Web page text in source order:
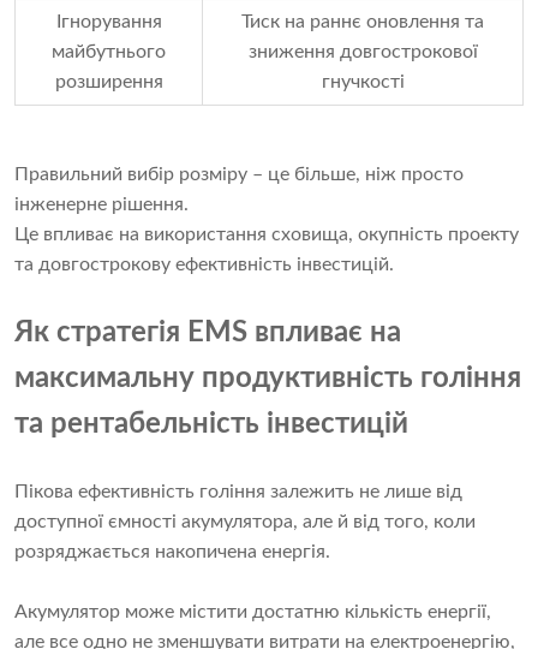
Ігнорування
майбутнього
розширення
Тиск на раннє оновлення та
зниження довгострокової
гнучкості
Правильний вибір розміру – це більше, ніж просто
інженерне рішення.
Це впливає на використання сховища, окупність проекту
та довгострокову ефективність інвестицій.
Як стратегія EMS впливає на
максимальну продуктивність гоління
та рентабельність інвестицій
Пікова ефективність гоління залежить не лише від
доступної ємності акумулятора, але й від того, коли
розряджається накопичена енергія.
Акумулятор може містити достатню кількість енергії,
але все одно не зменшувати витрати на електроенергію,